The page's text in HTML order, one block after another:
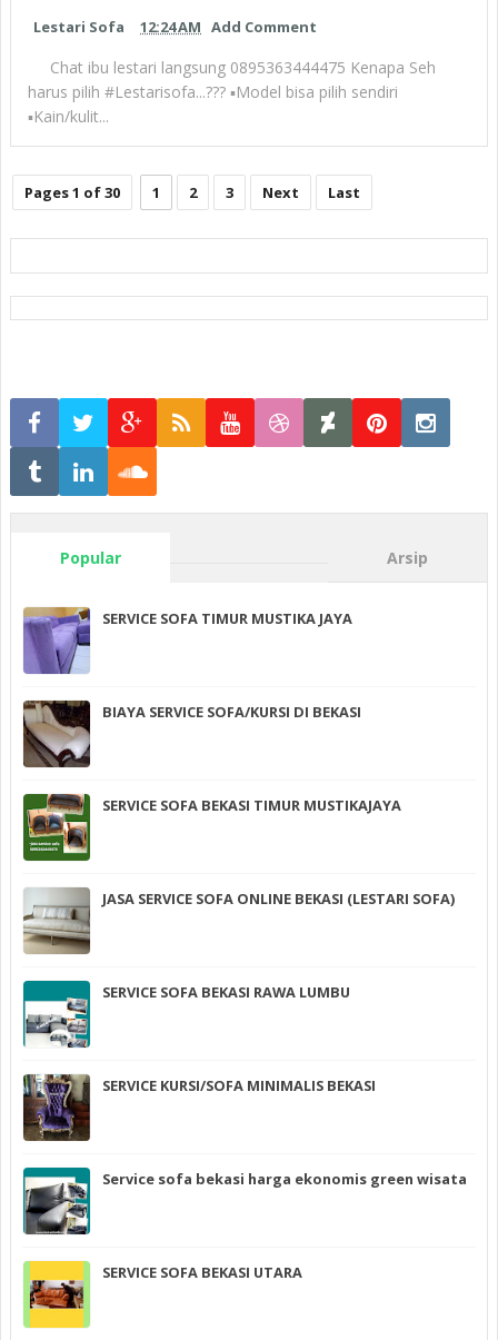
Lestari Sofa 12:24 AM Add Comment
Chat ibu lestari langsung 0895363444475 Kenapa Seh
harus pilih #Lestarisofa...??? ▪︎Model bisa pilih sendiri
▪︎Kain/kulit...
Pages 1 of 30 1 2 3 Next Last
Popular Arsip
SERVICE SOFA TIMUR MUSTIKA JAYA
BIAYA SERVICE SOFA/KURSI DI BEKASI
SERVICE SOFA BEKASI TIMUR MUSTIKAJAYA
JASA SERVICE SOFA ONLINE BEKASI (LESTARI SOFA)
SERVICE SOFA BEKASI RAWA LUMBU
SERVICE KURSI/SOFA MINIMALIS BEKASI
Service sofa bekasi harga ekonomis green wisata
SERVICE SOFA BEKASI UTARA